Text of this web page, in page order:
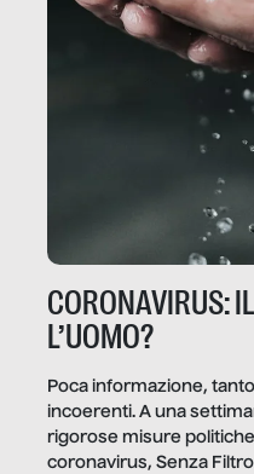
CORONAVIRUS:
L’UOMO?
Poca informazione,
incoerenti. A una
rigorose misure
coronavirus, Senza